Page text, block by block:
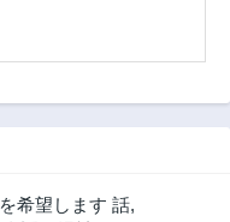
希望します 話,